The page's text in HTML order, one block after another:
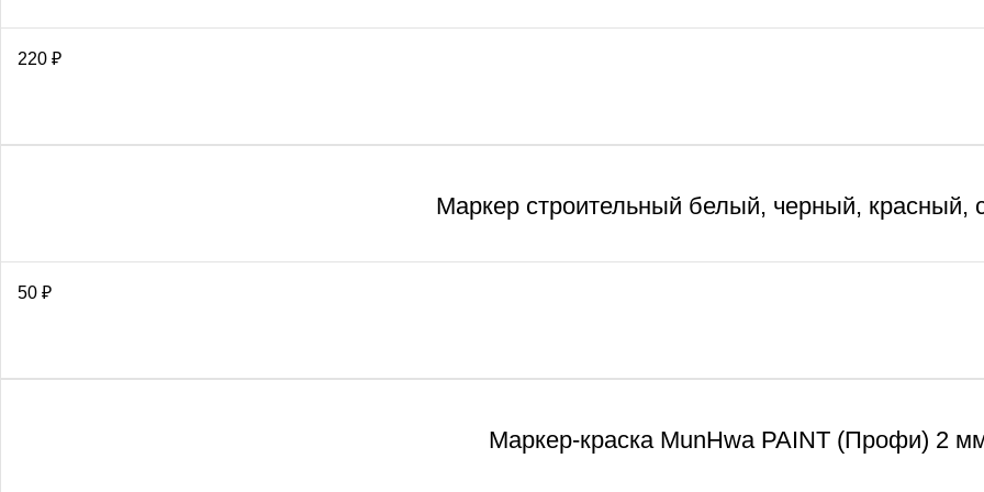
220 ₽
Маркер строительный белый, черный, красный,
50 ₽
Маркер-краска MunHwa PAINT (Профи) 2